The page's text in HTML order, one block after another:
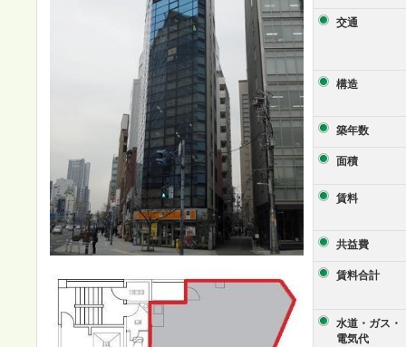
交通
構造
築年数
面積
賃料
共益費
賃料合計
水道・ガス・
電気代